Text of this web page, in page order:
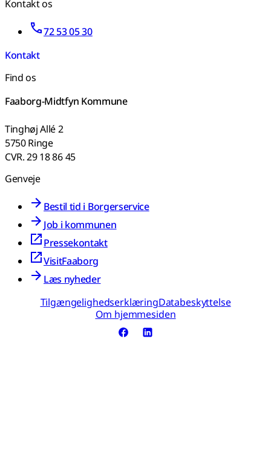
Kontakt os
72 53 05 30
Kontakt
Find os
Faaborg-Midtfyn Kommune
Tinghøj Allé 2
5750 Ringe
CVR. 29 18 86 45
Genveje
Bestil tid i Borgerservice
Job i kommunen
Pressekontakt
VisitFaaborg
Læs nyheder
TilgængelighedserklæringDatabeskyttelse
Om hjemmesiden